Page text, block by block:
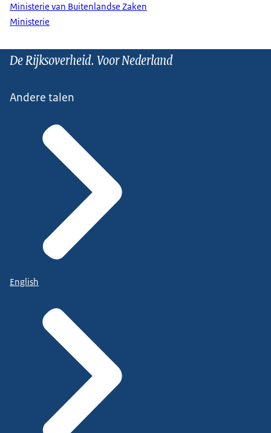
Ministerie van Buitenlandse Zaken
Ministerie
De Rijksoverheid. Voor Nederland
Andere talen
English